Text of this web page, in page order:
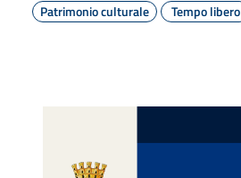
Patrimonio culturale
Tempo libero